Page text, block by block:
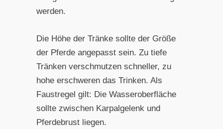
werden.
Die Höhe der Tränke sollte der Größe
der Pferde angepasst sein. Zu tiefe
Tränken verschmutzen schneller, zu
hohe erschweren das Trinken. Als
Faustregel gilt: Die Wasseroberfläche
sollte zwischen Karpalgelenk und
Pferdebrust liegen.